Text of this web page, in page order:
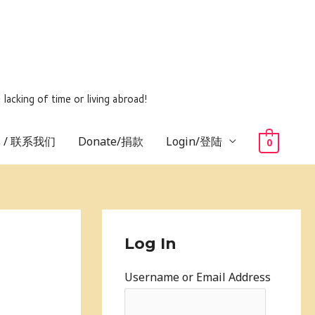
of time or living abroad!
联系我们 Donate/捐款 Login/登陆 0
Log In
Username or Email Address